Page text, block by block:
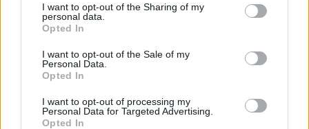
not limited to your visit or usage behaviour. You may click to
grant or deny consent to Google and its third-party tags to
use your data for below specified purposes in below Google
consent section.
I want to opt-out of the Sharing of my
personal data.
Opted In
I want to opt-out of the Sale of my
Personal Data.
Opted In
I want to opt-out of processing my
Personal Data for Targeted Advertising.
Opted In
PIÙ LETTI
Chouchaa: chi è il calciatore algerino?
estiva in diretta